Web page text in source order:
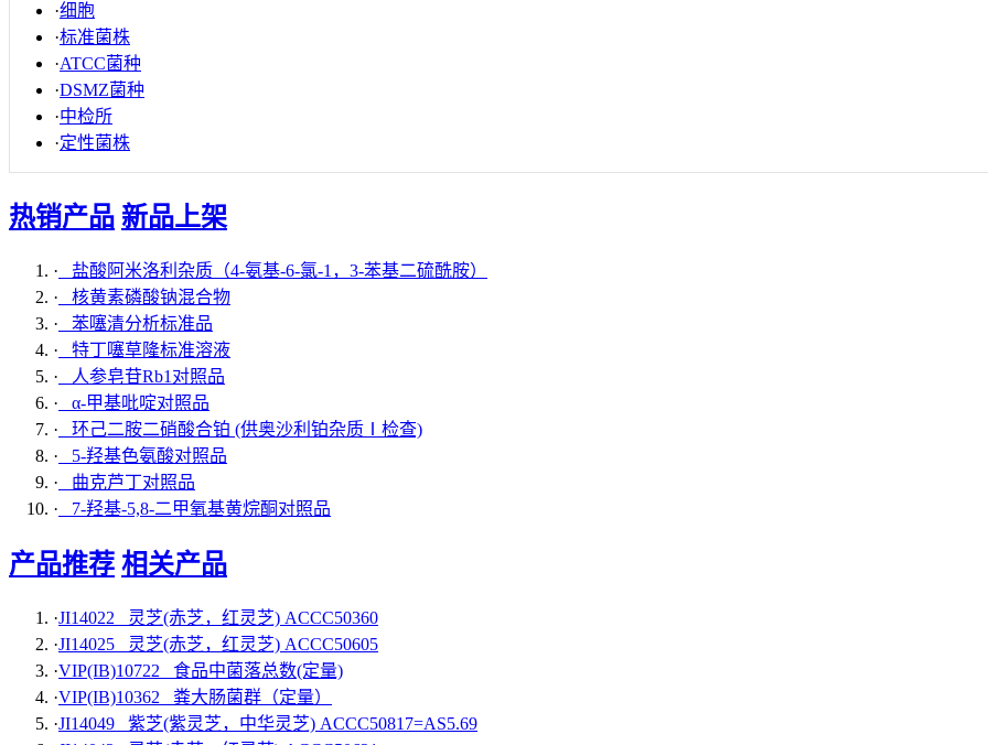
·细胞
·标准菌株
·ATCC菌种
·DSMZ菌种
·中检所
·定性菌株
热销产品 新品上架
· 盐酸阿米洛利杂质（4-氨基-6-氯-1，3-苯基二硫酰胺）
· 核黄素磷酸钠混合物
· 苯噻清分析标准品
· 特丁噻草隆标准溶液
· 人参皂苷Rb1对照品
· α-甲基吡啶对照品
· 环己二胺二硝酸合铂 (供奥沙利铂杂质Ⅰ检查)
· 5-羟基色氨酸对照品
· 曲克芦丁对照品
· 7-羟基-5,8-二甲氧基黄烷酮对照品
产品推荐 相关产品
·JI14022 灵芝(赤芝，红灵芝) ACCC50360
·JI14025 灵芝(赤芝，红灵芝) ACCC50605
·VIP(IB)10722 食品中菌落总数(定量)
·VIP(IB)10362 粪大肠菌群（定量）
·JI14049 紫芝(紫灵芝，中华灵芝) ACCC50817=AS5.69